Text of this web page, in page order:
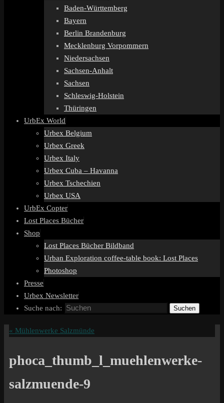
Baden-Württemberg
Bayern
Berlin Brandenburg
Mecklenburg Vorpommern
Niedersachsen
Sachsen-Anhalt
Sachsen
Schleswig-Holstein
Thüringen
UrbEx World
Urbex Belgium
Urbex Greek
Urbex Italy
Urbex Cuba – Havanna
Urbex Tschechien
Urbex USA
UrbEx Copter
Lost Places Bücher
Shop
Lost Places Bücher Bildband
Urban Exploration coffee-table book: Lost Places
Photoshop
Presse
Urbex Newsletter
Suche nach:
Suchen
« Mühlenwerke Salzmünde
phoca_thumb_l_muehlenwerke-
salzmuende-9